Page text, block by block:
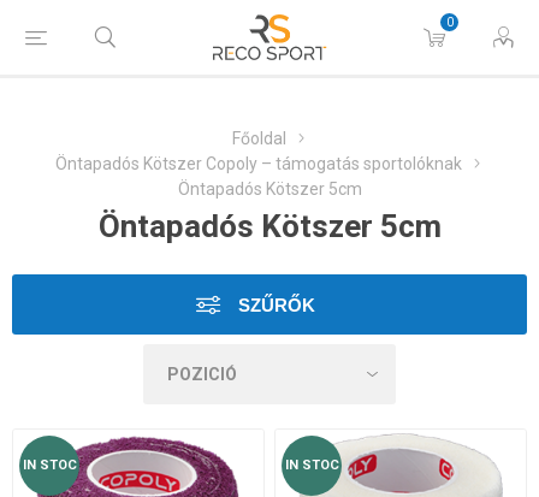
0
Főoldal
Öntapadós Kötszer Copoly – támogatás sportolóknak
Öntapadós Kötszer 5cm
Öntapadós Kötszer 5cm
SZŰRŐK
IN STOC IN STOC